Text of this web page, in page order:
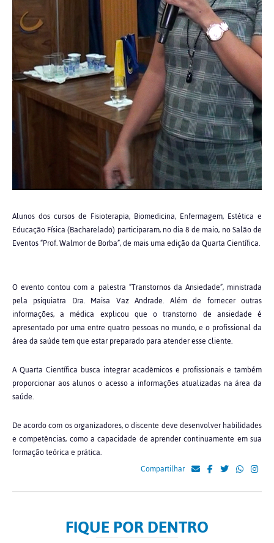
Alunos dos cursos de Fisioterapia, Biomedicina, Enfermagem, Estética e
Educação Física (Bacharelado) participaram, no dia 8 de maio, no Salão de
Eventos “Prof. Walmor de Borba”, de mais uma edição da Quarta Científica.
O evento contou com a palestra “Transtornos da Ansiedade”, ministrada
pela psiquiatra Dra. Maisa Vaz Andrade. Além de fornecer outras
informações, a médica explicou que o transtorno de ansiedade é
apresentado por uma entre quatro pessoas no mundo, e o profissional da
área da saúde tem que estar preparado para atender esse cliente.
A Quarta Científica busca integrar acadêmicos e profissionais e também
proporcionar aos alunos o acesso a informações atualizadas na área da
saúde.
De acordo com os organizadores, o discente deve desenvolver habilidades
e competências, como a capacidade de aprender continuamente em sua
formação teórica e prática.
Compartilhar
FIQUE POR DENTRO